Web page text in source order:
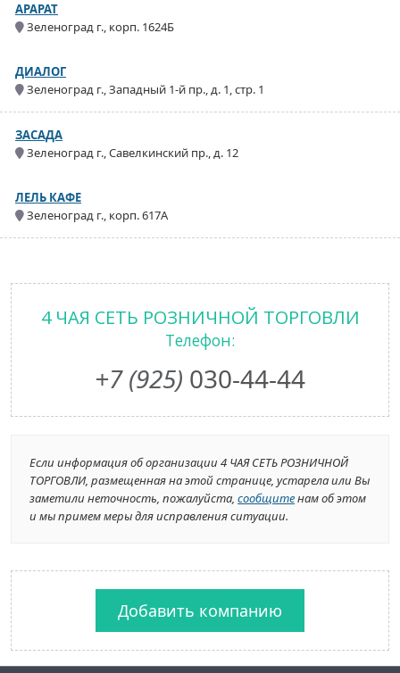
АРАРАТ
Зеленоград г., корп. 1624Б
ДИАЛОГ
Зеленоград г., Западный 1-й пр., д. 1, стр. 1
ЗАСАДА
Зеленоград г., Савелкинский пр., д. 12
ЛЕЛЬ КАФЕ
Зеленоград г., корп. 617А
4 ЧАЯ СЕТЬ РОЗНИЧНОЙ ТОРГОВЛИ
Телефон:
+7 (925) 030-44-44
Если информация об организации 4 ЧАЯ СЕТЬ РОЗНИЧНОЙ
ТОРГОВЛИ, размещенная на этой странице, устарела или Вы
заметили неточность, пожалуйста, сообщитенам об этом
и мы примем меры для исправления ситуации.
Добавить компанию